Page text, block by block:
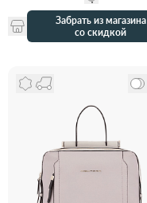
Забрать из магазина
со скидкой